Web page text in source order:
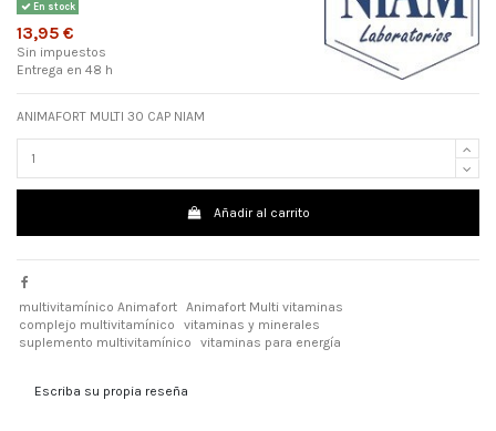
En stock
13,95 €
Sin impuestos
Entrega en 48 h
ANIMAFORT MULTI 30 CAP NIAM
Añadir al carrito
multivitamínico Animafort Animafort Multi vitaminas
complejo multivitamínico
vitaminas y minerales
suplemento multivitamínico
vitaminas para energía
Escriba su propia reseña